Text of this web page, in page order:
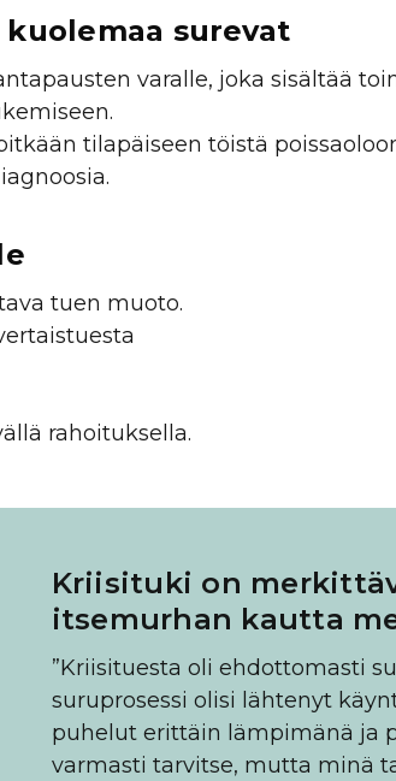
surevat
varalle, joka sisältää
tilapäiseen töistä
tuen muoto.
rahoituksella.
Kriisituki on
itsemurhan kautta
”Kriisituesta oli ehdottomasti
suruprosessi olisi lähtenyt
puhelut erittäin lämpimänä ja
varmasti tarvitse, mutta minä